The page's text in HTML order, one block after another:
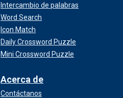
Intercambio de palabras
Word Search
Icon Match
Daily Crossword Puzzle
Mini Crossword Puzzle
Acerca de
Contáctanos